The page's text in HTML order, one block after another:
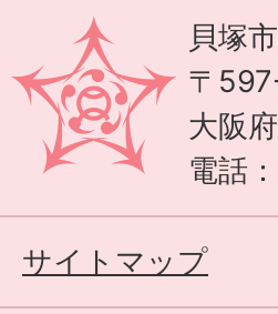
貝塚
〒
大阪
電話
サイトマップ